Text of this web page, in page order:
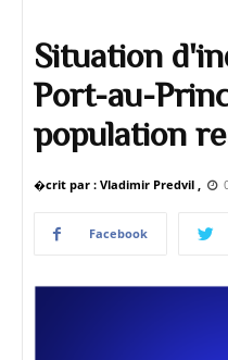
Situation
Port-au-
population
�crit par : Vladimir Predvil ,
Facebook